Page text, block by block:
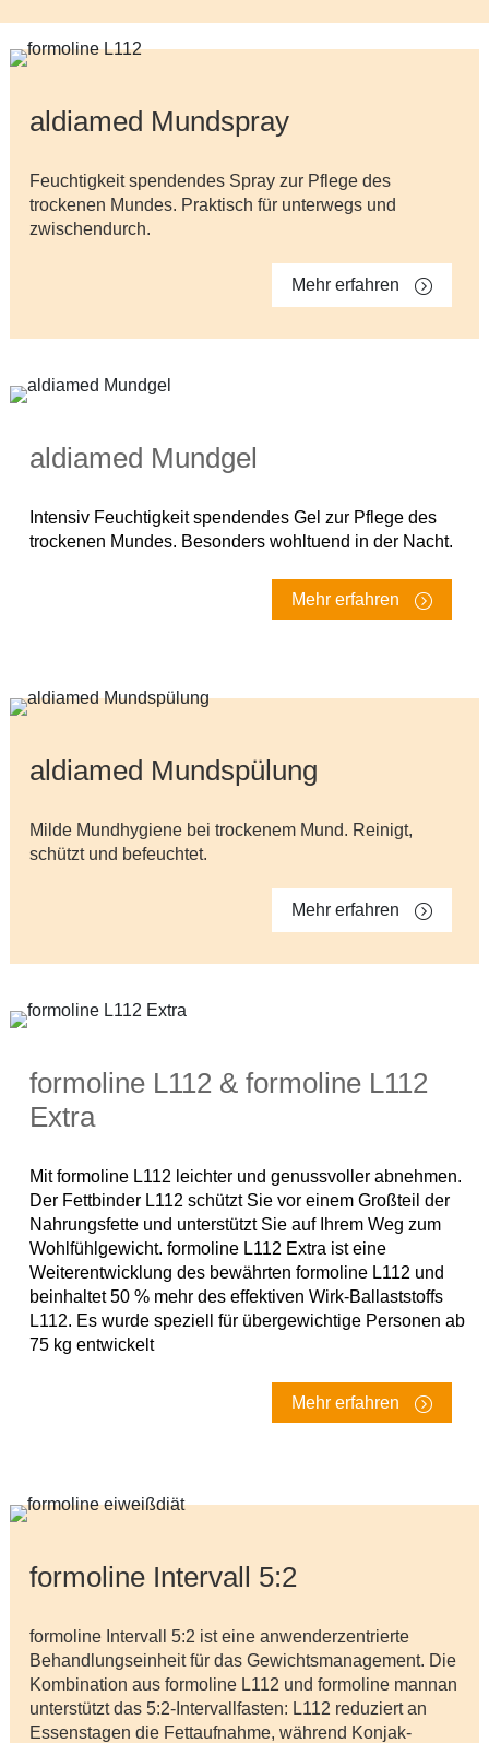
aldiamed Mundspray
Feuchtigkeit spendendes Spray zur Pflege des
trockenen Mundes. Praktisch für unterwegs und
zwischendurch.
Mehr erfahren
aldiamed Mundgel
Intensiv Feuchtigkeit spendendes Gel zur Pflege des
trockenen Mundes. Besonders wohltuend in der Nacht.
Mehr erfahren
aldiamed Mundspülung
Milde Mundhygiene bei trockenem Mund. Reinigt,
schützt und befeuchtet.
Mehr erfahren
formoline L112 & formoline L112
Extra
Mit formoline L112 leichter und genussvoller abnehmen.
Der Fettbinder L112 schützt Sie vor einem Großteil der
Nahrungsfette und unterstützt Sie auf Ihrem Weg zum
Wohlfühlgewicht. formoline L112 Extra ist eine
Weiterentwicklung des bewährten formoline L112 und
beinhaltet 50 % mehr des effektiven Wirk-Ballaststoffs
L112. Es wurde speziell für übergewichtige Personen ab
75 kg entwickelt
Mehr erfahren
formoline Intervall 5:2
formoline Intervall 5:2 ist eine anwenderzentrierte
Behandlungseinheit für das Gewichtsmanagement. Die
Kombination aus formoline L112 und formoline mannan
unterstützt das 5:2-Intervallfasten: L112 reduziert an
Essenstagen die Fettaufnahme, während Konjak-